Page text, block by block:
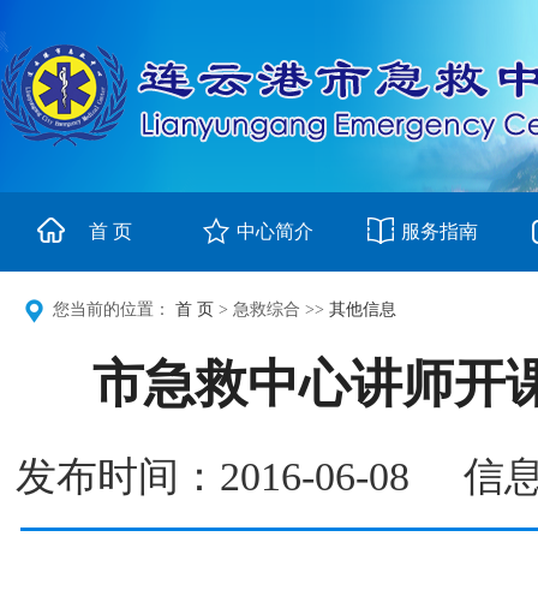
首 页 中心简介 服务指南
您当前的位置： 首 页 > 急救综合 >> 其他信息
市急救中心讲师开
发布时间：2016-06-08